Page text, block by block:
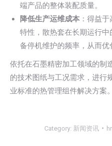
端产品的整体装配质量。
降低生产运维成本 ：得益
特性，散热套在长期运行
备停机维护的频率，从而优
依托在石墨精密加工领域的制
的技术图纸与工况需求，进行
业标准的热管理组件解决方案。
Category: 新闻资讯